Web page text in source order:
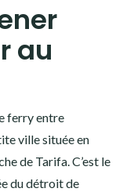
au
ferry entre
ville située en
de Tarifa. C’est le
du détroit de